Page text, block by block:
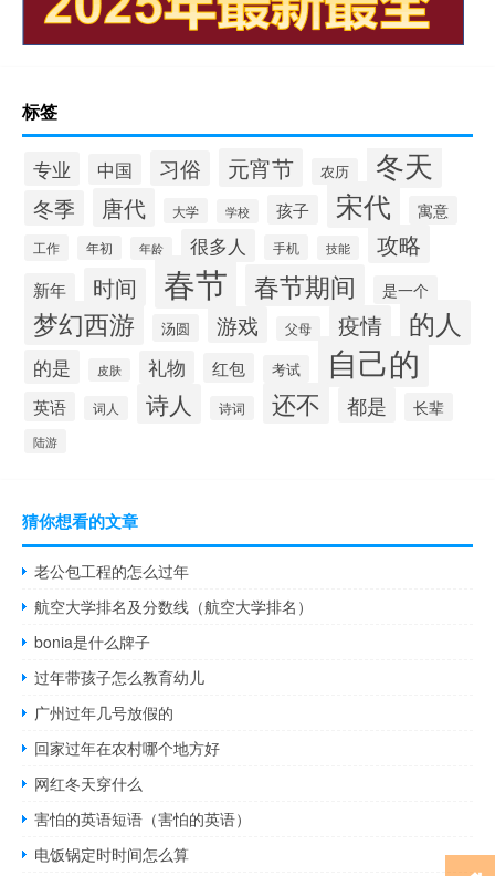
标签
专业 中国 习俗 元宵节 农历 冬天
冬季 唐代 大学 学校 孩子 宋代 寓意
工作 年初 年龄 很多人 手机 技能 攻略
新年 时间 春节 春节期间 是一个
梦幻西游 汤圆 游戏 父母 疫情 的人
的是 皮肤 礼物 红包 考试 自己的
英语 词人 诗人 诗词 还不 都是 长辈
陆游
猜你想看的文章
老公包工程的怎么过年
航空大学排名及分数线（航空大学排名）
bonia是什么牌子
过年带孩子怎么教育幼儿
广州过年几号放假的
回家过年在农村哪个地方好
网红冬天穿什么
害怕的英语短语（害怕的英语）
电饭锅定时时间怎么算